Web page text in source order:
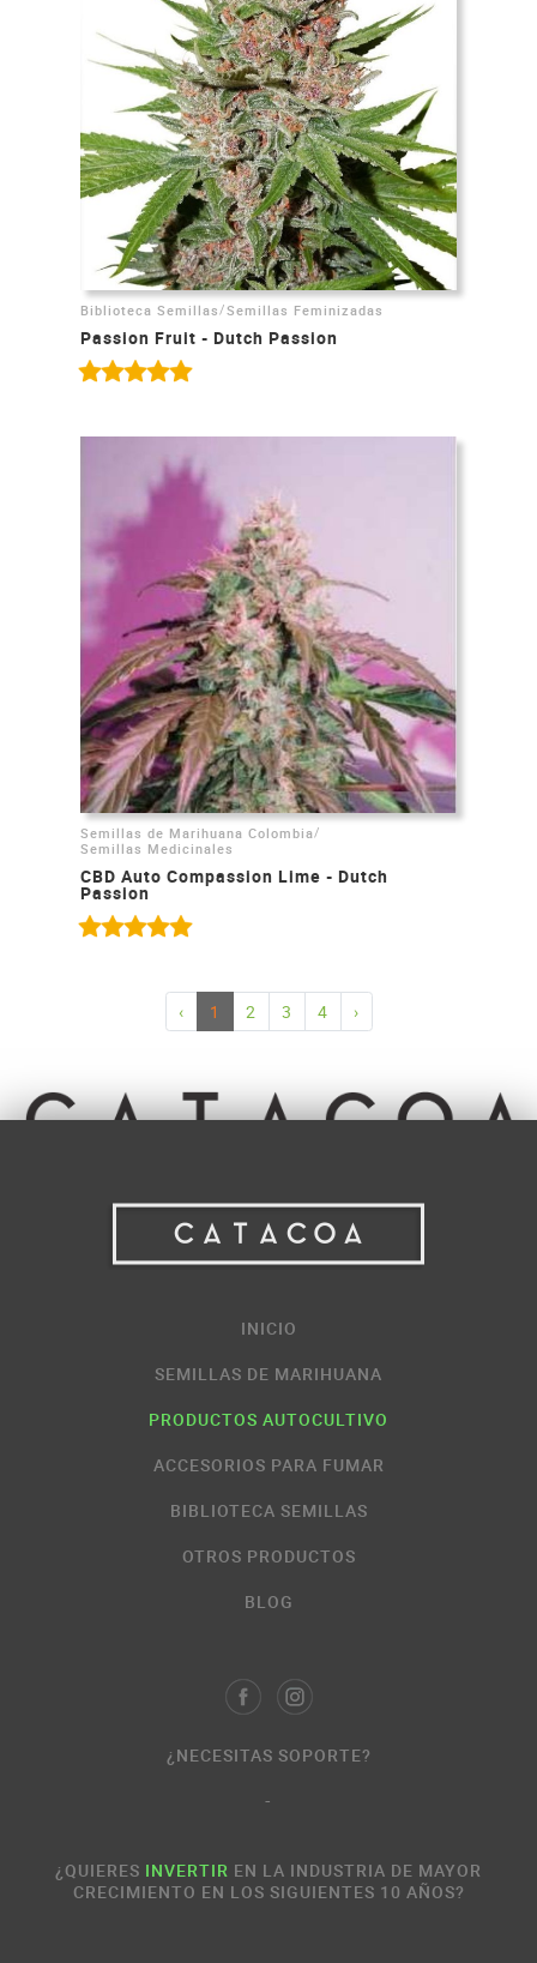
Biblioteca Semillas /Semillas Feminizadas
Passion Fruit - Dutch Passion
Semillas de Marihuana Colombia/
Semillas Medicinales
CBD Auto Compassion Lime - Dutch
Passion
‹ 1 2 3 4 ›
INICIO
SEMILLAS DE MARIHUANA
PRODUCTOS AUTOCULTIVO
ACCESORIOS PARA FUMAR
BIBLIOTECA SEMILLAS
OTROS PRODUCTOS
BLOG
¿NECESITAS SOPORTE?
-
¿QUIERES INVERTIR EN LA INDUSTRIA DE MAYOR
CRECIMIENTO EN LOS SIGUIENTES 10 AÑOS?